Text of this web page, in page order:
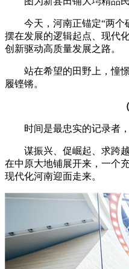
今天，河南正锚定“两个
摆在发展的逻辑起点、现代
创新驱动高质量发展之路。
站在希望的田野上，憧憬
履铿锵。
时间是最忠实的记录者，
谋振兴、促崛起、求跨越
在中原大地铺展开来，一个
现代化河南迎面走来。